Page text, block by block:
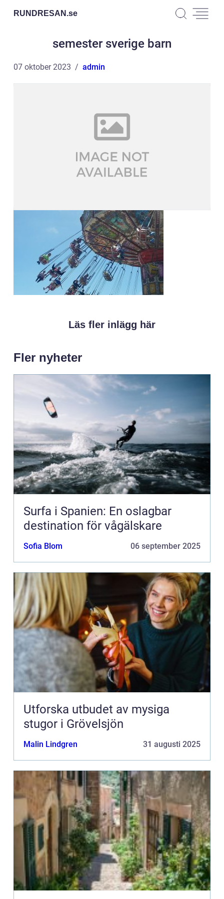
RUNDRESAN.se
semester sverige barn
07 oktober 2023 admin
Läs fler inlägg här
Fler nyheter
Surfa i Spanien: En oslagbar
destination för vågälskare
Sofia Blom 06 september 2025
Utforska utbudet av mysiga
stugor i Grövelsjön
Malin Lindgren 31 augusti 2025